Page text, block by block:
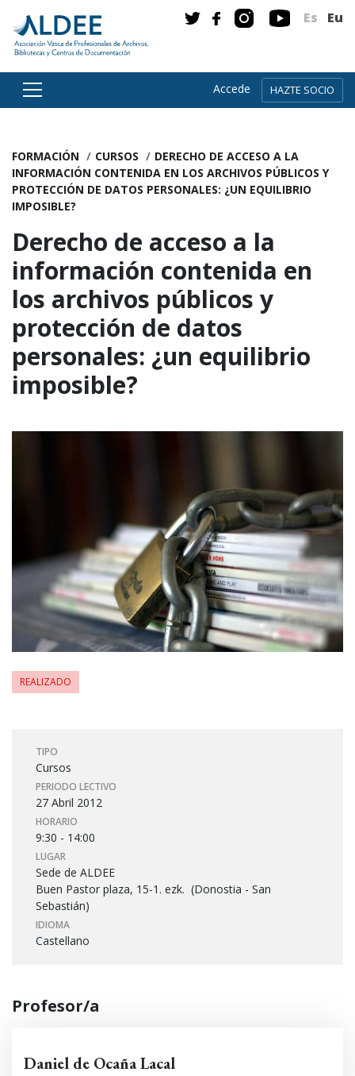
Es Eu
Accede HAZTE SOCIO
FORMACIÓN CURSOS
DERECHO DE ACCESO A LA
INFORMACIÓN CONTENIDA EN LOS ARCHIVOS PÚBLICOS Y
PROTECCIÓN DE DATOS PERSONALES: ¿UN EQUILIBRIO
IMPOSIBLE?
Derecho de acceso a la
información contenida en
los archivos públicos y
protección de datos
personales: ¿un equilibrio
imposible?
REALIZADO
TIPO
Cursos
PERIODO LECTIVO
27 Abril 2012
HORARIO
9:30 - 14:00
LUGAR
Sede de ALDEE
Buen Pastor plaza, 15-1. ezk. (Donostia - San
Sebastián)
IDIOMA
Castellano
Profesor/a
Daniel de Ocaña Lacal